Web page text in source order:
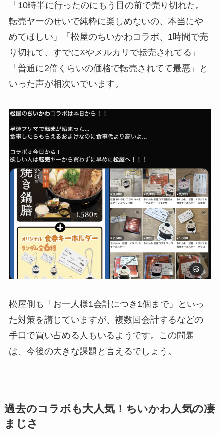
「10時半に行ったのにもう目の前で売り切れた。
転売ヤーのせいで純粋に楽しめないの、本当にや
めてほしい」「松屋のちいかわコラボ、1時間で売
り切れて、すでにXやメルカリで転売されてる」
「普通に2倍くらいの価格で転売されてて最悪」と
いった声が相次いでいます。
松屋側も「お一人様1会計につき1個まで」といっ
た対策を講じていますが、複数回会計するなどの
手口で買い占める人もいるようです。この問題
は、今後の大きな課題と言えるでしょう。
過去のコラボも大人気！ちいかわ人気の凄
まじさ